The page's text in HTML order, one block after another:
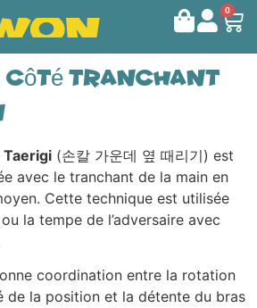
0
côté TRANCHANT
Taerigi (손칼 가운데 옆 때리기) est
avec le tranchant de la main en
Cette technique est utilisée
la tempe de l’adversaire avec
coordination entre la rotation
de la position et la détente du bras